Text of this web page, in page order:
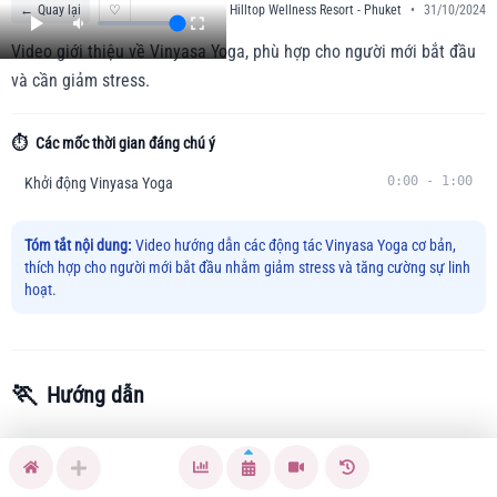
← Quay lại ♡ Hilltop Wellness Resort - Phuket • 31/10/2024
Video giới thiệu về Vinyasa Yoga, phù hợp cho người mới bắt đầu
và cần giảm stress.
⏱️ Các mốc thời gian đáng chú ý
Khởi động Vinyasa Yoga 0:00 - 1:00
Tóm tắt nội dung: Video hướng dẫn các động tác Vinyasa Yoga cơ bản,
thích hợp cho người mới bắt đầu nhằm giảm stress và tăng cường sự linh
hoạt.
🏃 Hướng dẫn
Vinyasa Yoga là phương pháp luyện tập nhẹ nhàng giúp